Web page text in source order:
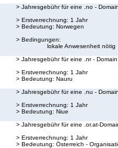
> Jahresgebühr für eine .no -
> Erstverrechnung: 1 Jahr
> Bedeutung: Norwegen
> Bedingungen:
lokale Anwesenheit nötig
> Jahresgebühr für eine .nr - Domain
> Erstverrechnung: 1 Jahr
> Bedeutung: Nauru
> Jahresgebühr für eine .nu -
> Erstverrechnung: 1 Jahr
> Bedeutung: Niue
> Jahresgebühr für eine .or.at-
> Erstverrechnung: 1 Jahr
> Bedeutung: Österreich -